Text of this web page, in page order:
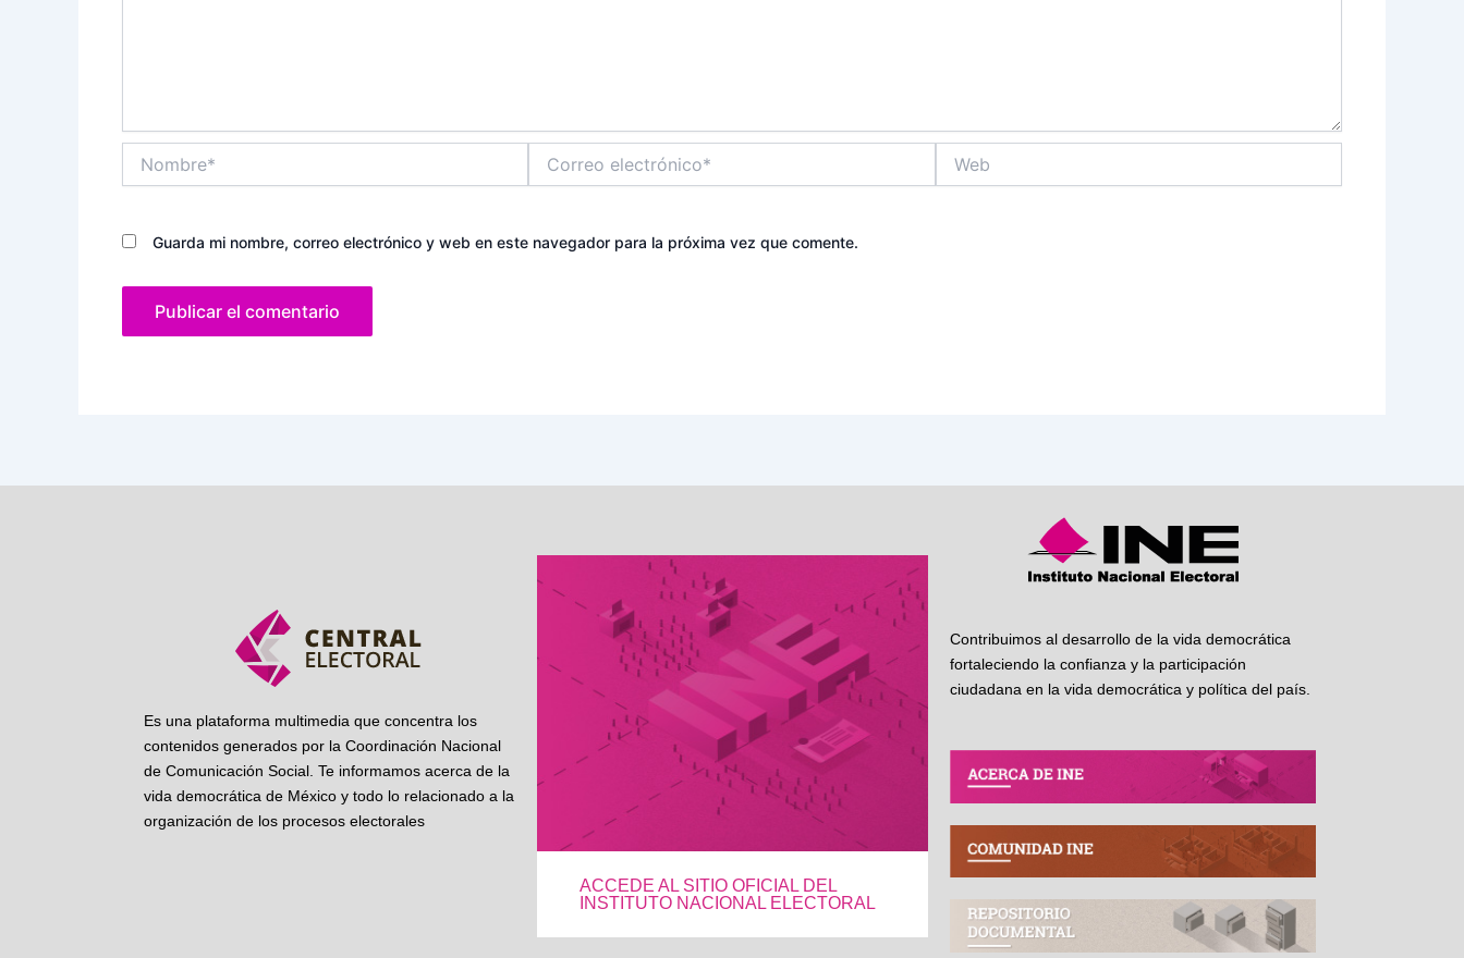
electrónico*
Guarda mi nombre, correo electrónico y web en este navegador para la próxima vez que comente.
Es una plataforma multimedia que concentra los
contenidos generados por la Coordinación Nacional
de Comunicación Social. Te informamos acerca de la
vida democrática de México y todo lo relacionado a la
organización de los procesos electorales
ACCEDE AL SITIO OFICIAL DEL
INSTITUTO NACIONAL ELECTORAL
Contribuimos al desarrollo de la vida democrática
fortaleciendo la confianza y la participación
ciudadana en la vida democrática y política del país.